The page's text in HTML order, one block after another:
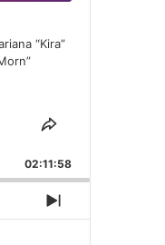
“Kira”
Forward
Share
Episode
02:11:58
Next
Episode